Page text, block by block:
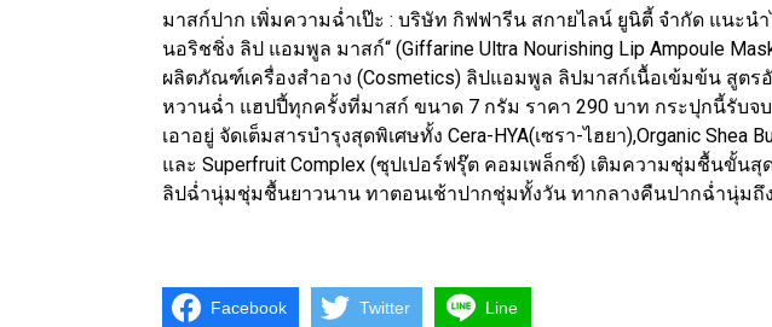
มาสก์ปาก เพิ่มความฉ่ำเป๊ะ : บริษัท กิฟฟารีน สกายไลน์ ยูนิตี้ จำกัด แนะนำ
นอริชชิ่ง ลิป แอมพูล มาสก์“ (Giffarine Ultra Nourishing Lip Ampoule
ผลิตภัณฑ์เครื่องสำอาง (Cosmetics) ลิปแอมพูล ลิปมาสก์เนื้อเข้มข้น สูต
หวานฉ่ำ แฮปปี้ทุกครั้งที่มาสก์ ขนาด 7 กรัม ราคา 290 บาท กระปุกนี้รับจ
เอาอยู่ จัดเต็มสารบำรุงสุดพิเศษทั้ง Cera-HYA(เซรา-ไฮยา),Organic Shea
และ Superfruit Complex (ซุปเปอร์ฟรุ๊ต คอมเพล็กซ์) เติมความชุ่มชื้นขั้น
ลิปฉ่ำนุ่มชุ่มชื้นยาวนาน ทาตอนเช้าปากชุ่มทั้งวัน ทากลางคืนปากฉ่ำนุ่มถึ
Facebook Twitter Line